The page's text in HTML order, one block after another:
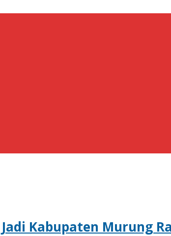
Kabupaten Murung